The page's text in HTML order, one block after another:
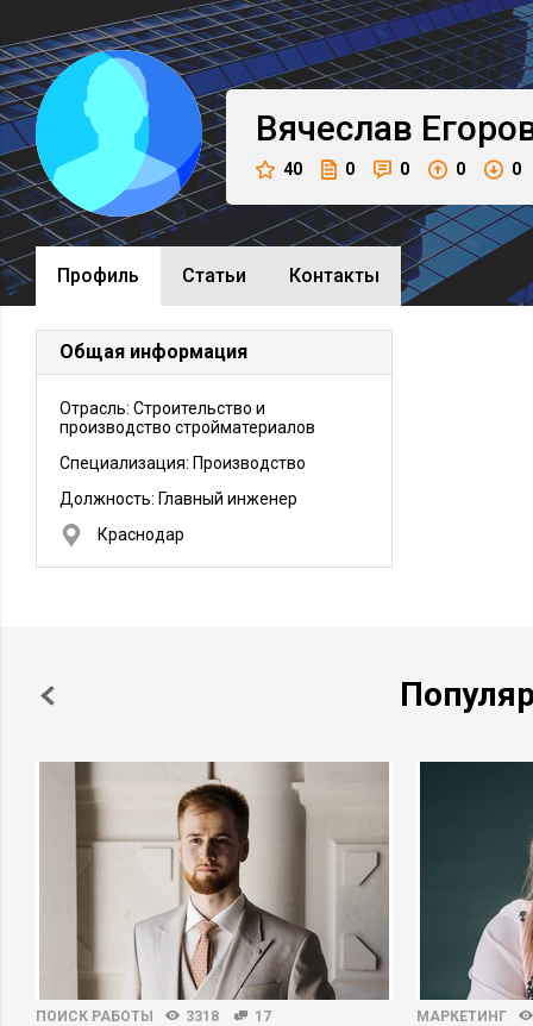
Вячеслав
40 0 0 0 0
Профиль Cтатьи Контакты
Общая информация
Отрасль: Строительство и
производство стройматериалов
Специализация: Производство
Должность: Главный инженер
Краснодар
ПОИСК РАБОТЫ 3318 17 МАРКЕТИНГ